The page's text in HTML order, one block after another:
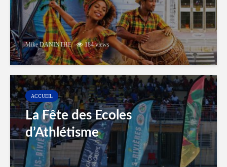
Mike DANINTHE 184 views
ACCUEIL
La Fête des Ecoles
d’Athlétisme